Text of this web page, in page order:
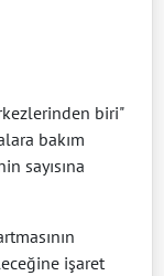
biri"
bakım
sayısına
işaret